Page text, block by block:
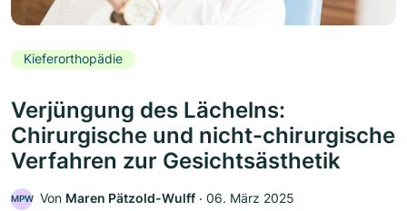
Kieferorthopädie
Verjüngung des Lächelns:
Chirurgische und nicht-chirurgische
Verfahren zur Gesichtsästhetik
MPW Von Maren Pätzold-Wulff ‧ 06. März 2025